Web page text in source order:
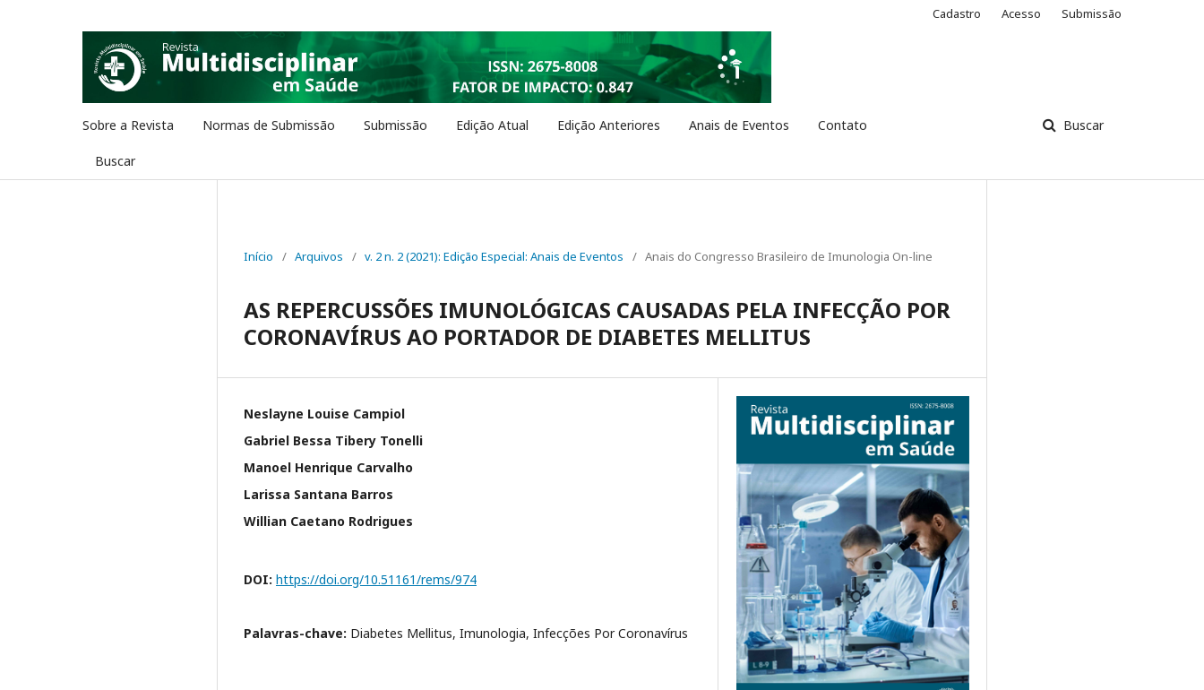
Sobre a Revista Normas de Submissão Submissão Edição Atual Edição Anteriores Anais de Eventos Contato
Buscar
Buscar
Cadastro Acesso Submissão
Início / Arquivos / v. 2 n. 2 (2021): Edição Especial: Anais de Eventos / Anais do Congresso Brasileiro de Imunologia On-line
AS REPERCUSSÕES IMUNOLÓGICAS CAUSADAS PELA INFECÇÃO POR
CORONAVÍRUS AO PORTADOR DE DIABETES MELLITUS
Neslayne Louise Campiol
Gabriel Bessa Tibery Tonelli
Manoel Henrique Carvalho
Larissa Santana Barros
Willian Caetano Rodrigues
DOI: https://doi.org/10.51161/rems/974
Palavras-chave: Diabetes Mellitus, Imunologia, Infecções Por Coronavírus